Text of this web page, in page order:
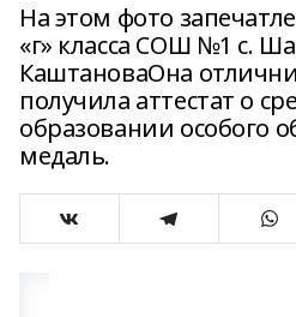
На этом фото
«г» класса СОШ №1 с.
КаштановаОна
получила аттестат о
образовании особого
медаль.